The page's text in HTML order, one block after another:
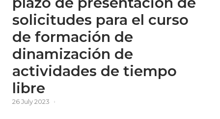
solicitudes para el curso
de formación de
dinamización de
actividades de tiempo
libre
26 July 2023